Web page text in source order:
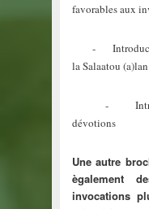
favorables aux
-
la Salaatou
-
dévotions
Une autre
ègalement
invocations